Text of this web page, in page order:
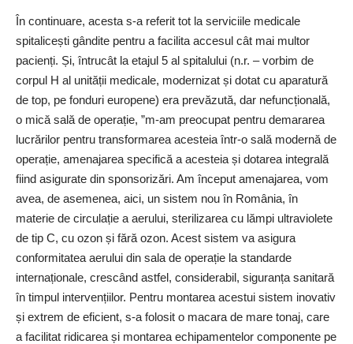
În continuare, acesta s-a referit tot la serviciile medicale
spitalicești gândite pentru a facilita accesul cât mai multor
pacienți. Și, întrucât la etajul 5 al spitalului (n.r. – vorbim de
corpul H al unității medicale, modernizat și dotat cu aparatură
de top, pe fonduri europene) era prevăzută, dar nefuncțională,
o mică sală de operație, ”m-am preocupat pentru demararea
lucrărilor pentru transformarea acesteia într-o sală modernă de
operație, amenajarea specifică a acesteia și dotarea integrală
fiind asigurate din sponsorizări. Am început amenajarea, vom
avea, de asemenea, aici, un sistem nou în România, în
materie de circulație a aerului, sterilizarea cu lămpi ultraviolete
de tip C, cu ozon și fără ozon. Acest sistem va asigura
conformitatea aerului din sala de operație la standarde
internaționale, crescând astfel, considerabil, siguranța sanitară
în timpul intervențiilor. Pentru montarea acestui sistem inovativ
și extrem de eficient, s-a folosit o macara de mare tonaj, care
a facilitat ridicarea și montarea echipamentelor componente pe